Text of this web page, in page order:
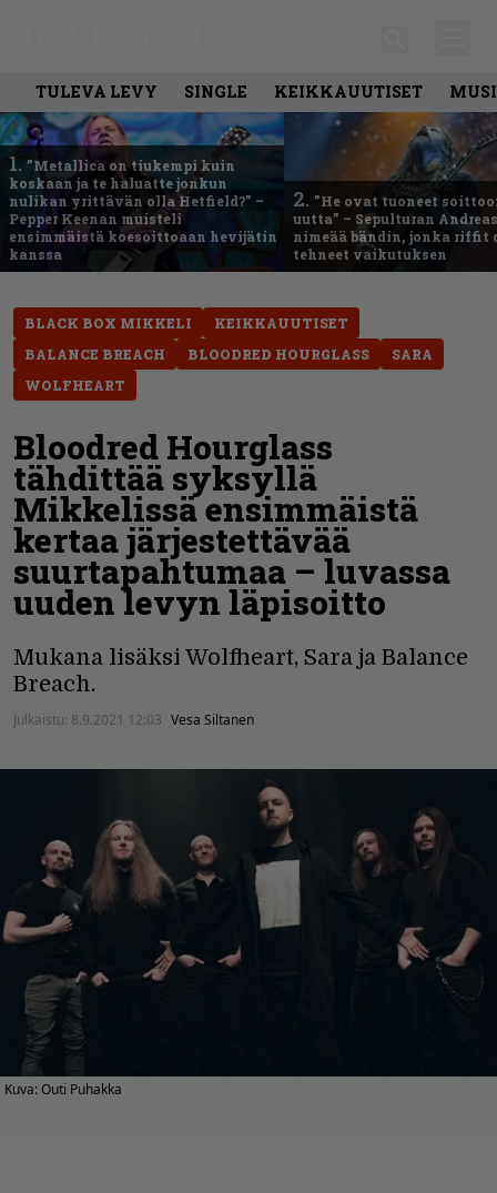
TULEVA LEVY SINGLE KEIKKAUUTISET
1. ”Metallica on tiukempi kuin
koskaan ja te haluatte jonkun
nulikan yrittävän olla Hetfield?” –
Pepper Keenan muisteli
ensimmäistä koesoittoaan hevijätin
kanssa
2. ”He ovat tuoneet
uutta” – Sepulturan
nimeää bändin, jonka riffit
tehneet vaikutuksen
BLACK BOX MIKKELI
KEIKKAUUTISET
BALANCE BREACH
BLOODRED HOURGLASS
SARA
WOLFHEART
Bloodred Hourglass
tähdittää syksyllä
Mikkelissä ensimmäistä
kertaa järjestettävää
suurtapahtumaa – luvassa
uuden levyn läpisoitto
Mukana lisäksi Wolfheart, Sara ja Balance
Breach.
Julkaistu: 8.9.2021 12:03 Vesa Siltanen
Kuva: Outi Puhakka